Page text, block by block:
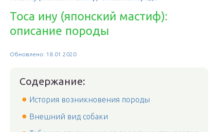
Тоса ину (японский мастиф):
описание породы
Обновлено: 18.01.2020
Содержание:
История возникновения породы
Внешний вид собаки